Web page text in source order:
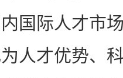
国际人才市
人才优势、